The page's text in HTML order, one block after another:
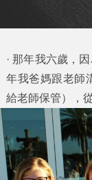
· 那年我六歲，
年我爸媽跟老師
給老師保管），